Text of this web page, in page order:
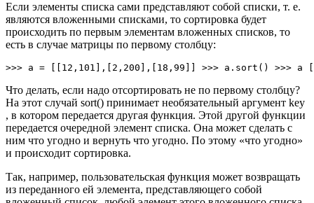
Если элементы списка сами представляют собой списки, т. е.
являются вложенными списками, то сортировка будет
происходить по первым элементам вложенных списков, то
есть в случае матрицы по первому столбцу:
>>> a = [[12,101],[2,200],[18,99]] >>> a.sort() >>>
Что делать, если надо отсортировать не по первому столбцу?
На этот случай sort() принимает необязательный аргумент key
, в котором передается другая функция. Этой другой функции
передается очередной элемент списка. Она может сделать с
ним что угодно и вернуть что угодно. По этому «что угодно»
и происходит сортировка.
Так, например, пользовательская функция может возвращать
из переданного ей элемента, представляющего собой